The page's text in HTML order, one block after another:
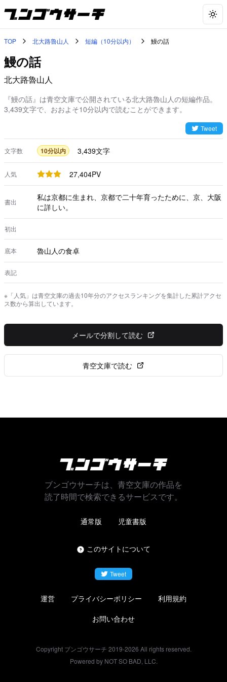
TOP 北大路魯山人 短編（10分以内） 鰻の話
鰻の話
北大路魯山人
『鰻の話』は青空文庫で公開されている北大路魯山人の短編作品。
3,439文字で、おおよそ10分以内で読むことができます。
Tweet
文字数 10分以内 3,439文字
人気 27,404PV
書出
私は京都に生まれ、京都で二十年育ったために、京、大阪
に詳しい。
初出
底本 魯山人の食卓
表記
※「人気」は青空文庫の過去10年分のアクセスランキングを集計した累計アクセ
ス数から算出しています。
メールで分割して読む
青空文庫で読む
ブンゴウサーチは、青空文庫の作品を
読了時間で検索できるサービスです。
通常版 児童書版
このサイトについて
Tweet
運営 プライバシーポリシー
利用規約
お問い合わせ
Copyright ブンゴウサーチ 2019-2026 All rights reserved.
Powered by NOT SO BAD, LLC.